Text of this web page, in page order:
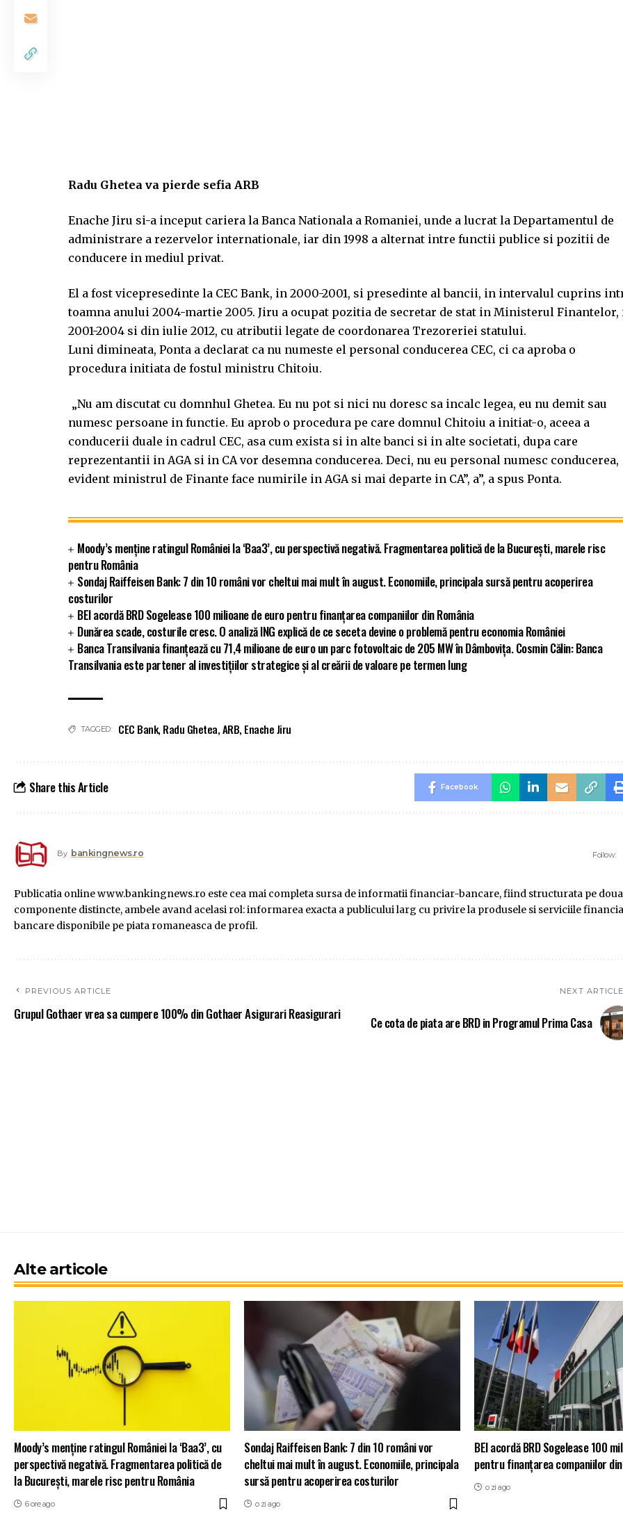
Radu Ghetea va pierde sefia ARB
Enache Jiru si-a inceput cariera la Banca Nationala a Romaniei, unde a lucrat la Departamentul de
administrare a rezervelor internationale, iar din 1998 a alternat intre functii publice si pozitii de
conducere in mediul privat.
El a fost vicepresedinte la CEC Bank, in 2000-2001, si presedinte al bancii, in intervalul cuprins
toamna anului 2004-martie 2005. Jiru a ocupat pozitia de secretar de stat in Ministerul Finantelor,
2001-2004 si din iulie 2012, cu atributii legate de coordonarea Trezoreriei statului.
Luni dimineata, Ponta a declarat ca nu numeste el personal conducerea CEC, ci ca aproba o
procedura initiata de fostul ministru Chitoiu.
„Nu am discutat cu domnhul Ghetea. Eu nu pot si nici nu doresc sa incalc legea, eu nu demit sau
numesc persoane in functie. Eu aprob o procedura pe care domnul Chitoiu a initiat-o, aceea a
conducerii duale in cadrul CEC, asa cum exista si in alte banci si in alte societati, dupa care
reprezentantii in AGA si in CA vor desemna conducerea. Deci, nu eu personal numesc conducerea,
evident ministrul de Finante face numirile in AGA si mai departe in CA”, a”, a spus Ponta.
Moody’s menține ratingul României la ‘Baa3’, cu perspectivă negativă. Fragmentarea politică de la București, marele risc
pentru România
Sondaj Raiffeisen Bank: 7 din 10 români vor cheltui mai mult în august. Economiile, principala sursă pentru acoperirea
costurilor
BEI acordă BRD Sogelease 100 milioane de euro pentru finanțarea companiilor din România
Dunărea scade, costurile cresc. O analiză ING explică de ce seceta devine o problemă pentru economia României
Banca Transilvania finanțează cu 71,4 milioane de euro un parc fotovoltaic de 205 MW în Dâmbovița. Cosmin Călin: Banca
Transilvania este partener al investițiilor strategice și al creării de valoare pe termen lung
TAGGED: CEC Bank, Radu Ghetea,ARB, Enache Jiru
Share this Article Facebook
By bankingnews.ro Follow:
Publicatia online www.bankingnews.ro este cea mai completa sursa de informatii financiar-bancare, fiind structurata pe doua
componente distincte, ambele avand acelasi rol: informarea exacta a publicului larg cu privire la produsele si serviciile
bancare disponibile pe piata romaneasca de profil.
PREVIOUS ARTICLE
Grupul Gothaer vrea sa cumpere 100% din Gothaer Asigurari Reasigurari
NEXT
Ce cota de piata are BRD in Programul Prima Casa
Alte articole
Moody’s menține ratingul României la ‘Baa3’, cu
perspectivă negativă. Fragmentarea politică de
la București, marele risc pentru România
6 ore ago
Sondaj Raiffeisen Bank: 7 din 10 români vor
cheltui mai mult în august. Economiile, principala
sursă pentru acoperirea costurilor
o zi ago
BEI acordă BRD Sogelease 100
pentru finanțarea companiilor
o zi ago